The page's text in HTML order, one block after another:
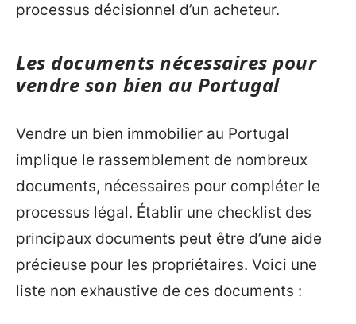
processus décisionnel d’un acheteur.
Les documents nécessaires pour
vendre son bien au Portugal
Vendre un bien immobilier au Portugal
implique le rassemblement de nombreux
documents, nécessaires pour compléter le
processus légal. Établir une checklist des
principaux documents peut être d’une aide
précieuse pour les propriétaires. Voici une
liste non exhaustive de ces documents :